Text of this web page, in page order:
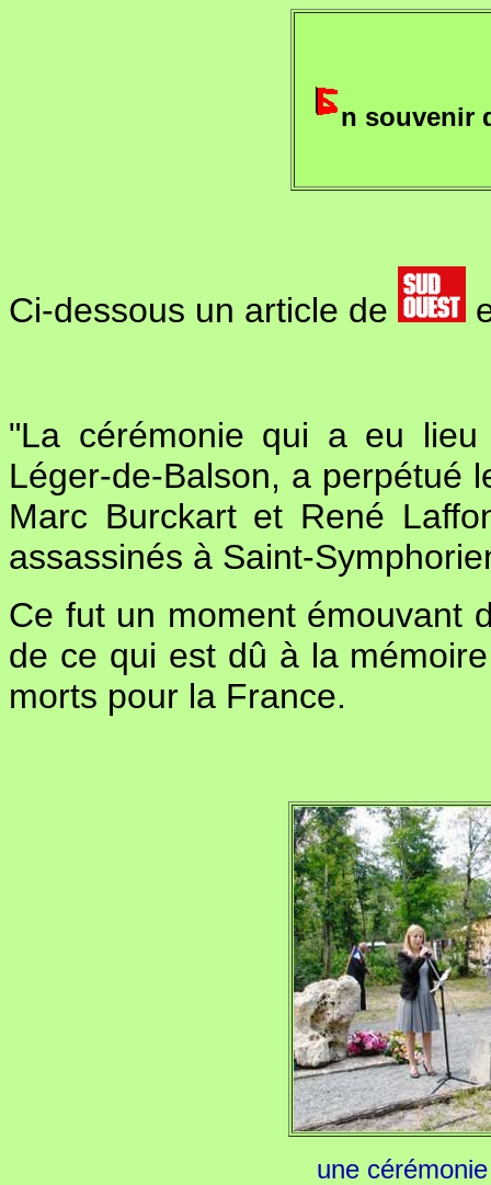
n souvenir
Ci-dessous un article de
"La cérémonie qui a eu
Léger-de-Balson, a perpétué
Marc Burckart et René
assassinés à Saint-
Ce fut un moment émouvant
de ce qui est dû à la
morts pour la France.
une